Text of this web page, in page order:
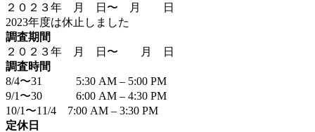
２０２３年 月 日〜 月 日
2023年度は休止しました
調査期間
２０２３年 月 日〜 月 日
調査時間
8/4〜31 5:30 AM – 5:00 PM
9/1〜30 6:00 AM – 4:30 PM
10/1〜11/4 7:00 AM – 3:30 PM
定休日